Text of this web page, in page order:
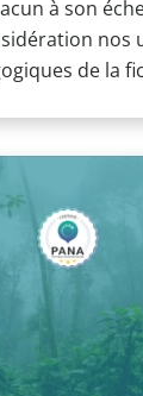
à son
nos
de la